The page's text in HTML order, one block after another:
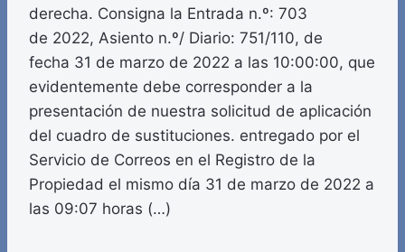
derecha. Consigna la Entrada n.º: 703
de 2022, Asiento n.º/ Diario: 751/110, de
fecha 31 de marzo de 2022 a las 10:00:00, que
evidentemente debe corresponder a la
presentación de nuestra solicitud de aplicación
del cuadro de sustituciones. entregado por el
Servicio de Correos en el Registro de la
Propiedad el mismo día 31 de marzo de 2022 a
las 09:07 horas (…)